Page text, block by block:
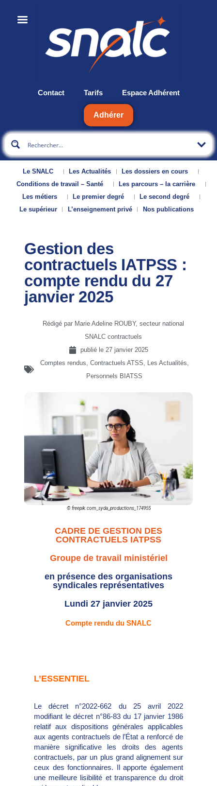
Contact Tarifs Espace Adhérent
Adhérer
Le SNALC Les Actualités
Les dossiers en cours
Conditions de travail – Santé
Les parcours – la carrière
Les métiers
Le premier degré
Le second degré
Le supérieur
L’enseignement privé Nos publications
Gestion des
contractuels IATPSS :
compte rendu du 27
janvier 2025
Rédigé par Marie Adeline ROUBY, secteur national
SNALC contractuels
publié le 27 janvier 2025
Comptes rendus, Contractuels ATSS, Les Actualités,
Personnels BIATSS
© freepik.com_syda_productions_174955
CADRE DE GESTION DES
CONTRACTUELS IATPSS
Groupe de travail ministériel
en présence des organisations
syndicales représentatives
Lundi 27 janvier 2025
Compte rendu du SNALC
L’ESSENTIEL
Le décret n°2022-662 du 25 avril 2022
modifiant le décret n°86-83 du 17 janvier 1986
relatif aux dispositions générales applicables
aux agents contractuels de l’État a renforcé de
manière significative les droits des agents
contractuels, par un plus grand alignement sur
ceux des fonctionnaires. Il apporte également
une meilleure lisibilité et transparence du droit